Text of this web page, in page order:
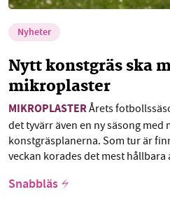
Nyheter
Nytt konstgräs ska
mikroplaster
MIKROPLASTERÅrets
det tyvärr även en ny säsong
konstgräsplanerna. Som tur är
veckan korades det mest hållbara
Snabbläs